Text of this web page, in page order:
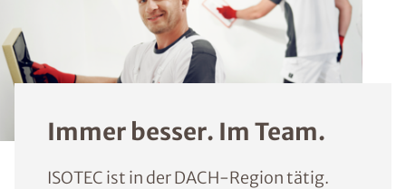
Immer besser. Im Team.
ISOTEC ist in der DACH-Region tätig.